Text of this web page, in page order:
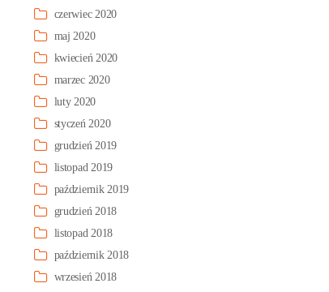
czerwiec 2020
maj 2020
kwiecień 2020
marzec 2020
luty 2020
styczeń 2020
grudzień 2019
listopad 2019
październik 2019
grudzień 2018
listopad 2018
październik 2018
wrzesień 2018